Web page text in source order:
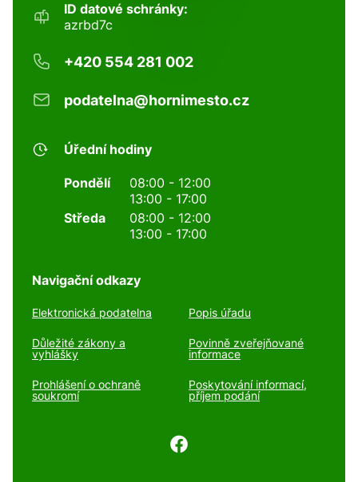
ID datové schránky:
azrbd7c
+420 554 281 002
podatelna@hornimesto.cz
Úřední hodiny
Pondělí
08:00 - 12:00
13:00 - 17:00
Středa
08:00 - 12:00
13:00 - 17:00
Navigační odkazy
Elektronická podatelna Popis úřadu
Důležité zákony a
vyhlášky
Povinně zveřejňované
informace
Prohlášení o ochraně
soukromí
Poskytování informací,
příjem podání